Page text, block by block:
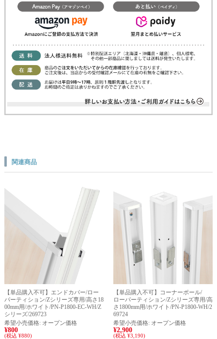
関連商品
【単品購入不可】エンドカバー/ロー
パーティション/Zシリーズ専用/高さ18
00mm用/ホワイト/PN-P1800-EC-WH/Z
シリーズ/269723
希望小売価格: オープン価格
¥800
(税込 ¥880)
【単品購入不可】コーナーポール/
ローパーティション/Zシリーズ専用/高
さ1800mm用/ホワイト/PN-P1800-WH/2
69724
希望小売価格: オープン価格
¥2,900
(税込 ¥3,190)